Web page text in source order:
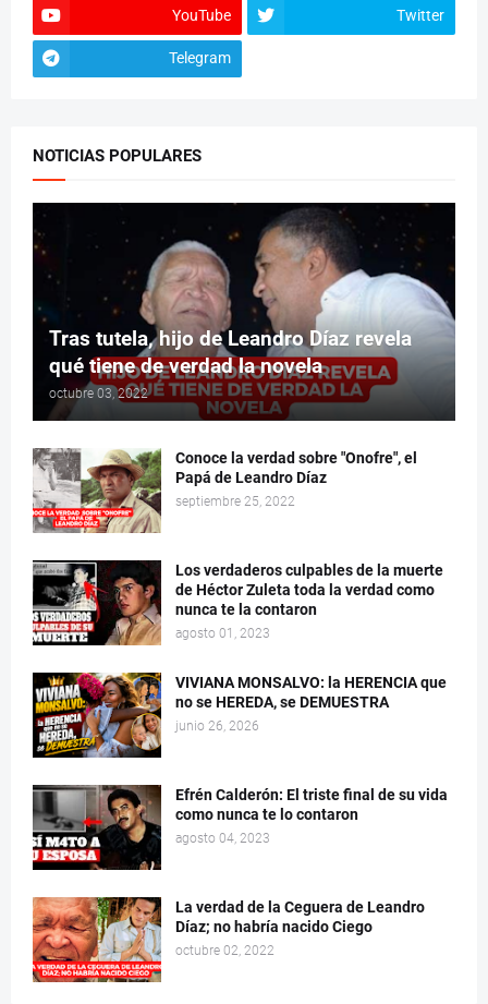
YouTube Twitter
Telegram
NOTICIAS POPULARES
Tras tutela, hijo de Leandro Díaz revela
qué tiene de verdad la novela
octubre 03, 2022
Conoce la verdad sobre "Onofre", el
Papá de Leandro Díaz
septiembre 25, 2022
Los verdaderos culpables de la muerte
de Héctor Zuleta toda la verdad como
nunca te la contaron
agosto 01, 2023
VIVIANA MONSALVO: la HERENCIA que
no se HEREDA, se DEMUESTRA
junio 26, 2026
Efrén Calderón: El triste final de su vida
como nunca te lo contaron
agosto 04, 2023
La verdad de la Ceguera de Leandro
Díaz; no habría nacido Ciego
octubre 02, 2022